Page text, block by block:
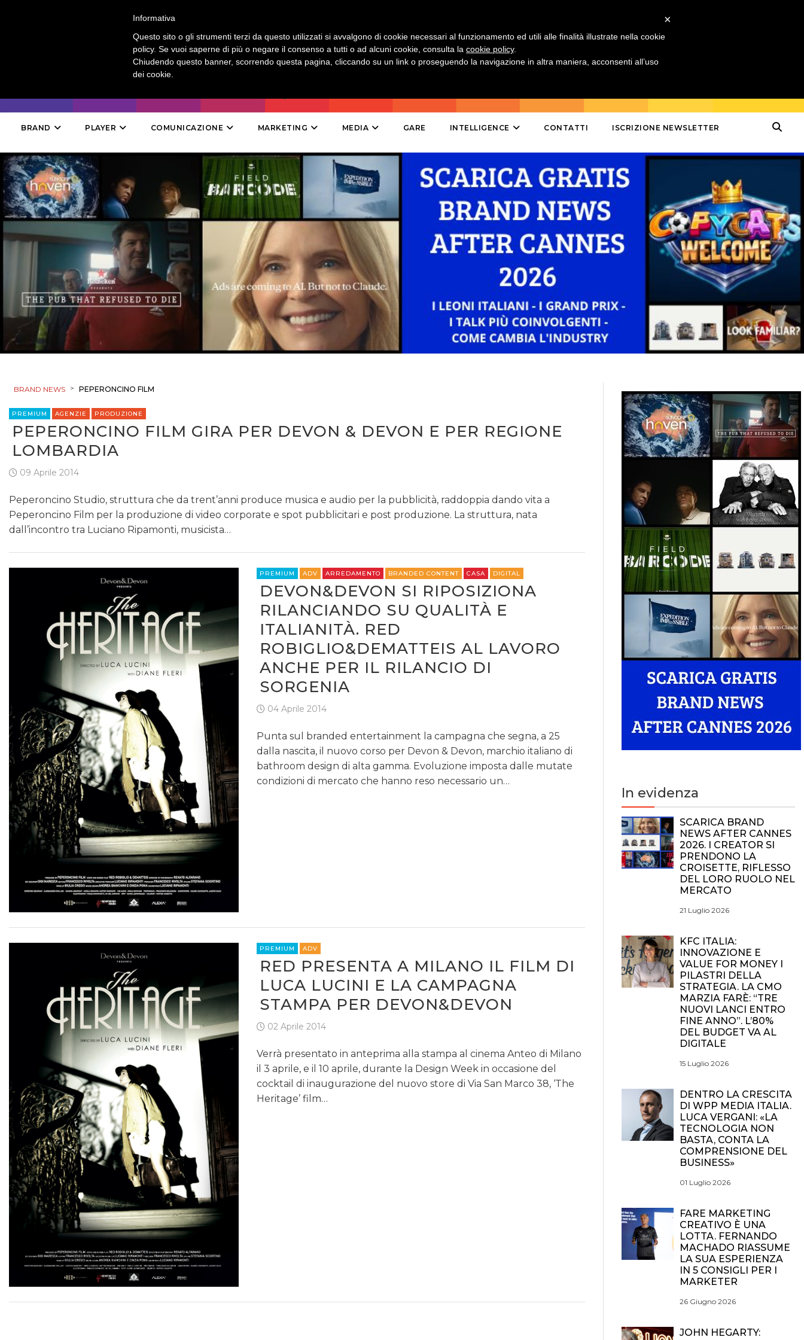
SPONSOR
DESIGN
PRODOTTI
PUNTI VENDITA
CSR
STRATEGIE
CINEMA
TV
DATI
RICERCHE
PREVISIONI/SCENARI
TREND
CASE HISTORY
OPINIONI
BRAND PLAYER COMUNICAZIONE MARKETING MEDIA GARE INTELLIGENCE CONTATTI ISCRIZIONE NEWSLETTER
BRAND NEWS > PEPERONCINO FILM
PREMIUM AGENZIE PRODUZIONE
PEPERONCINO FILM GIRA PER DEVON & DEVON E PER REGIONE
LOMBARDIA
09 Aprile 2014
Peperoncino Studio, struttura che da trent’anni produce musica e audio per la pubblicità, raddoppia dando vita a
Peperoncino Film per la produzione di video corporate e spot pubblicitari e post produzione. La struttura, nata
dall’incontro tra Luciano Ripamonti, musicista…
PREMIUM ADV ARREDAMENTO BRANDED CONTENT CASA DIGITAL
DEVON&DEVON SI RIPOSIZIONA
RILANCIANDO SU QUALITÀ E
ITALIANITÀ. RED
ROBIGLIO&DEMATTEIS AL LAVORO
ANCHE PER IL RILANCIO DI
SORGENIA
04 Aprile 2014
Punta sul branded entertainment la campagna che segna, a 25
dalla nascita, il nuovo corso per Devon & Devon, marchio italiano di
bathroom design di alta gamma. Evoluzione imposta dalle mutate
condizioni di mercato che hanno reso necessario un…
PREMIUM ADV
RED PRESENTA A MILANO IL FILM DI
LUCA LUCINI E LA CAMPAGNA
STAMPA PER DEVON&DEVON
02 Aprile 2014
Verrà presentato in anteprima alla stampa al cinema Anteo di Milano
il 3 aprile, e il 10 aprile, durante la Design Week in occasione del
cocktail di inaugurazione del nuovo store di Via San Marco 38, ‘The
Heritage’ film…
In evidenza
SCARICA BRAND
NEWS AFTER CANNES
2026. I CREATOR SI
PRENDONO LA
CROISETTE, RIFLESSO
DEL LORO RUOLO NEL
MERCATO
21 Luglio 2026
KFC ITALIA:
INNOVAZIONE E
VALUE FOR MONEY I
PILASTRI DELLA
STRATEGIA. LA CMO
MARZIA FARÈ: “TRE
NUOVI LANCI ENTRO
FINE ANNO”. L’80%
DEL BUDGET VA AL
DIGITALE
15 Luglio 2026
DENTRO LA CRESCITA
DI WPP MEDIA ITALIA.
LUCA VERGANI: «LA
TECNOLOGIA NON
BASTA, CONTA LA
COMPRENSIONE DEL
BUSINESS»
01 Luglio 2026
FARE MARKETING
CREATIVO È UNA
LOTTA. FERNANDO
MACHADO RIASSUME
LA SUA ESPERIENZA
IN 5 CONSIGLI PER I
MARKETER
26 Giugno 2026
JOHN HEGARTY:
×
Informativa
Questo sito o gli strumenti terzi da questo utilizzati si avvalgono di cookie necessari al funzionamento ed utili alle finalità illustrate nella cookie
policy. Se vuoi saperne di più o negare il consenso a tutti o ad alcuni cookie, consulta la cookie policy.
Chiudendo questo banner, scorrendo questa pagina, cliccando su un link o proseguendo la navigazione in altra maniera, acconsenti all’uso
dei cookie.